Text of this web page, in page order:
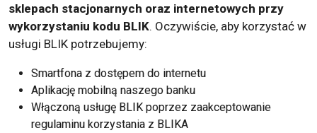
sklepach stacjonarnych oraz internetowych przy
wykorzystaniu kodu BLIK. Oczywiście, aby korzystać w
usługi BLIK potrzebujemy:
Smartfona z dostępem do internetu
Aplikację mobilną naszego banku
Włączoną usługę BLIK poprzez zaakceptowanie
regulaminu korzystania z BLIKA